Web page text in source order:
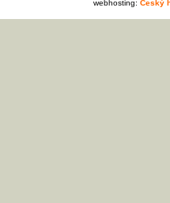
webhosting: Český